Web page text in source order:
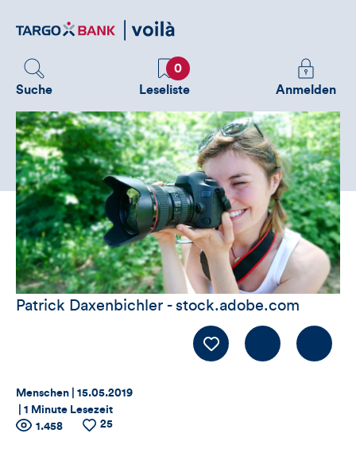
zum
Suche
Favoriten
0
Leseliste
Melden
Sie
an
um
zusätzliche
zu
sehen
Anmelden
Patrick Daxenbichler - stock.adobe.com
LIKE Kommentieren
Thema:
Menschen | Datum:
15.05.2019
1 Minute Lesezeit
Zähler
Anzahl
1.458
Anzahl
25